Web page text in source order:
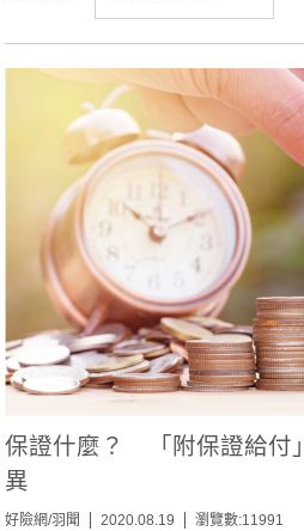
保證什麼？ 「附保證給付
異
好險網/羽聞 2020.08.19 瀏覽數:11991